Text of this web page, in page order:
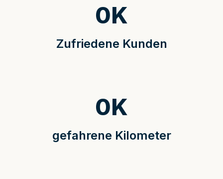
Zufriedene Kunden
0K
gefahrene Kilometer
0K